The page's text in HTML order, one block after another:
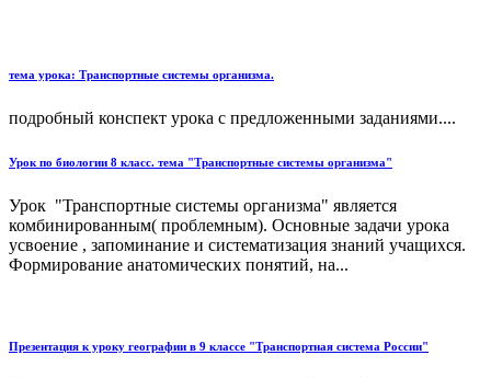
тема урока: Транспортные системы организма.
подробный конспект урока с предложенными заданиями....
Урок по биологии 8 класс. тема "Транспортные системы организма"
Урок "Транспортные системы организма" является
комбинированным( проблемным). Основные задачи урока
усвоение , запоминание и систематизация знаний учащихся.
Формирование анатомических понятий, на...
Презентация к уроку географии в 9 классе "Транспортная система России"